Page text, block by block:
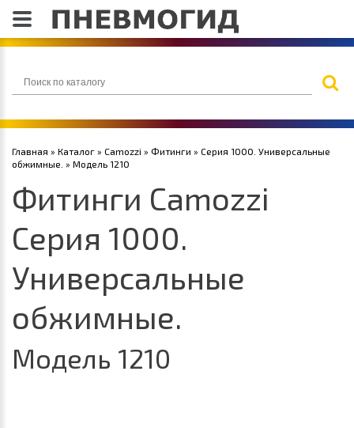
Главная » Каталог » Camozzi » Фитинги » Серия 1000. Универсальные
обжимные. » Модель 1210
Фитинги Camozzi
Серия 1000.
Универсальные
обжимные.
Модель 1210